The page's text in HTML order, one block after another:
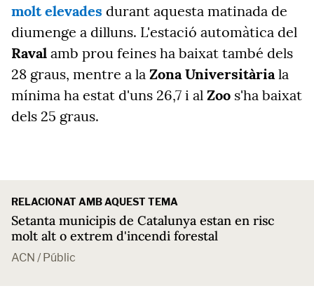
molt elevades durant aquesta matinada de
diumenge a dilluns. L'estació automàtica del
Raval amb prou feines ha baixat també dels
28 graus, mentre a la Zona Universitàriala
mínima ha estat d'uns 26,7 i al Zoo s'ha baixat
dels 25 graus.
RELACIONAT AMB AQUEST TEMA
Setanta municipis de Catalunya estan en risc
molt alt o extrem d'incendi forestal
ACN / Públic